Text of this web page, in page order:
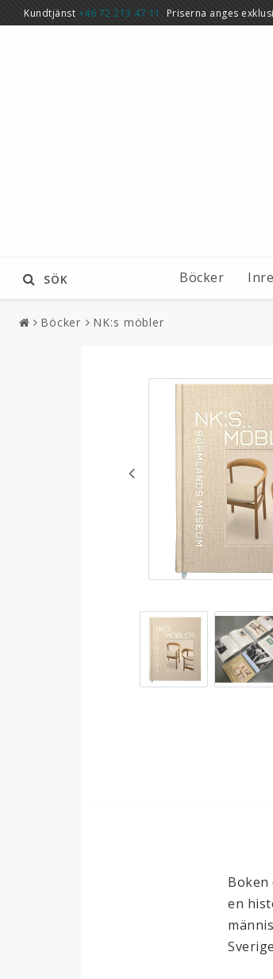
Kundtjänst +46 72 213 47 11 Priserna anges
Böcker
SÖK
Böcker NK:s möbler
en